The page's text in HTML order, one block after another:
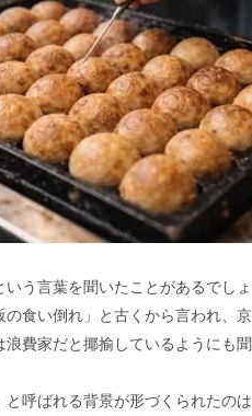
いう言葉を聞いたことがあるでしょ
の食い倒れ」と古くから言われ、
費家だと揶揄しているようにも
呼ばれる背景が形づくられたの